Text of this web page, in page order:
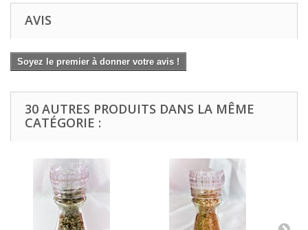
AVIS
Soyez le premier à donner votre avis !
30 AUTRES PRODUITS DANS LA MÊME
CATÉGORIE :